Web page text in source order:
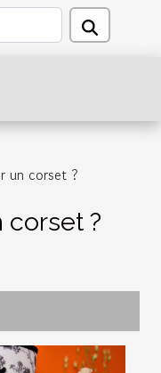
un corset ?
corset ?